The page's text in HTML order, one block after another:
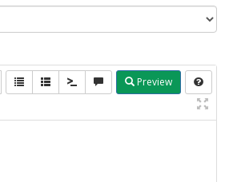
Preview